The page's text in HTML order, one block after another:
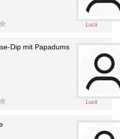
Lucii
Lucii
Dip mit Papadums